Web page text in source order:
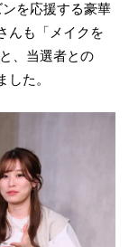
を応援する豪華
んも「メイクを
、当選者との
した。